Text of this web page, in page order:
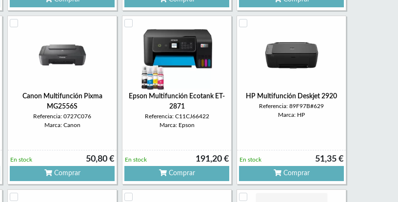
Canon Multifunción Pixma
MG2556S
Referencia: 0727C076
Marca: Canon
50,80 €
En stock
Comprar
Epson Multifunción Ecotank ET-
2871
Referencia: C11CJ66422
Marca: Epson
191,20 €
En stock
Comprar
HP Multifunción Deskjet 2920
Referencia: 89F97B#629
Marca: HP
51,35 €
En stock
Comprar